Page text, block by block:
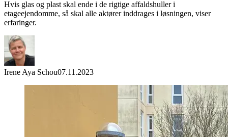
Hvis glas og plast skal ende i de rigtige affaldshuller i
etageejendomme, så skal alle aktører inddrages i løsningen, viser
erfaringer.
Irene Aya Schou07.11.2023